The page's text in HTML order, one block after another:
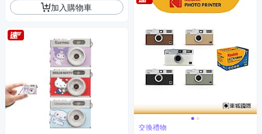
加入購物車
交換禮物